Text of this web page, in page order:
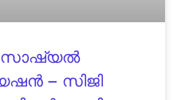
സോഷ്യൽ
– സിജി